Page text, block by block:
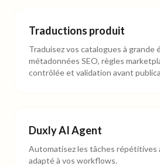
Traductions produit
Traduisez vos catalogues à grande
métadonnées SEO, règles
contrôlée et validation avant
Duxly AI Agent
Automatisez les tâches répétitives
adapté à vos workflows.